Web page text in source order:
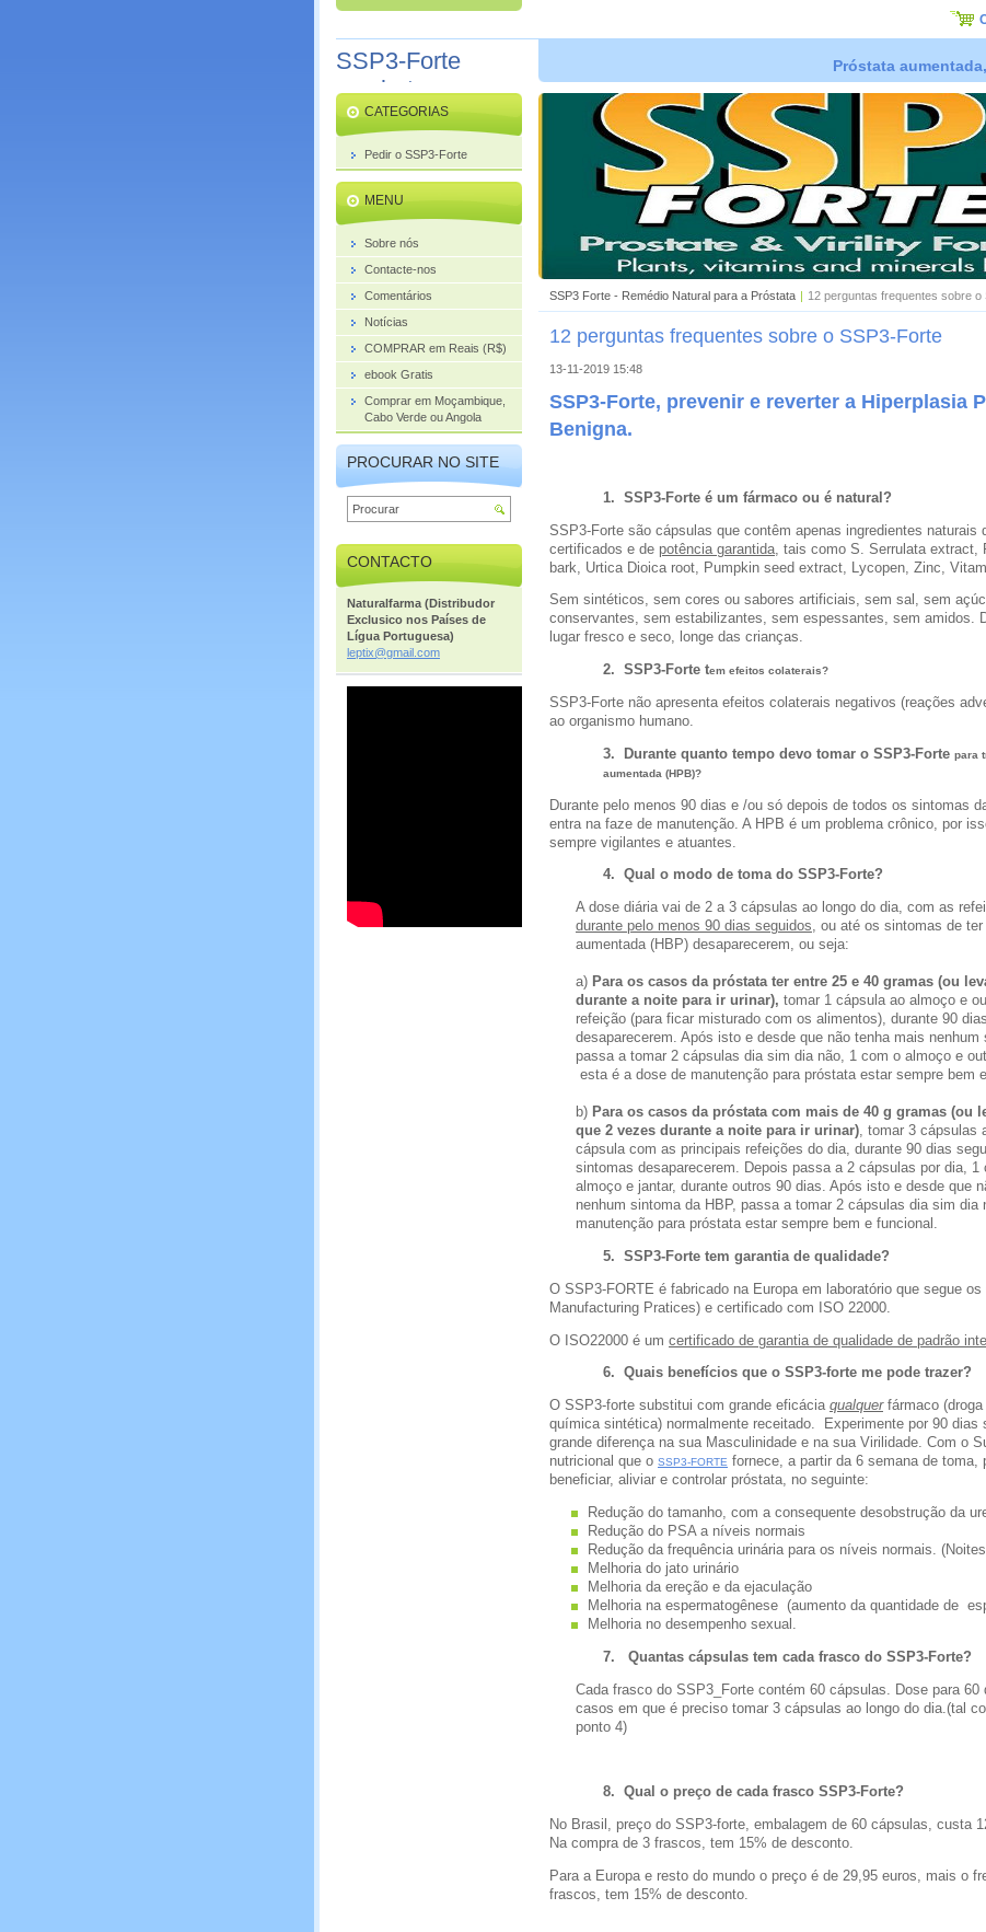
SSP3-Forte
combate o
aumento da
próstata
Próstata
SSP3 Forte - Remédio Natural para a Próstata | 12 perguntas frequentes sobre o
12 perguntas frequentes sobre o SSP3-Forte
13-11-2019 15:48
SSP3-Forte, prevenir e reverter a Hiperplasia
Benigna.
1. SSP3-Forte éum fármaco ou é natural?
SSP3-Forte são cápsulas que contêm apenas ingredientes naturais
certificados e de potência garantida , tais como S. Serrulata extract,
bark, Urtica Dioica root, Pumpkin seed extract, Lycopen, Zinc,
Sem sintéticos, sem cores ou sabores artificiais, sem sal, sem
conservantes, sem estabilizantes, sem espessantes, sem amidos.
lugar fresco e seco, longe das crianças.
2. SSP3-Forte tem efeitos colaterais?
SSP3-Forte não apresenta efeitos colaterais negativos (reações
ao organismo humano.
3.
Durante quanto tempo devo tomar o SSP3-Forte para
aumentada (HPB)?
Durante pelo menos 90 dias e /ou só depois de todos os sintomas
entra na faze de manutenção. A HPB é um problema crônico, por
sempre vigilantes e atuantes.
4. Qual o modo de toma do SSP3-Forte?
A dose diária vai de 2 a 3 cápsulas ao longo do dia, com as
durante pelo menos 90 dias seguidos, ou até os sintomas de
aumentada (HBP) desaparecerem, ou seja:
a) Para os casos da próstata ter entre 25 e 40 gramas (ou
durante a noite para ir urinar), tomar 1 cápsula ao almoço e
refeição (para ficar misturado com os alimentos), durante 90
desaparecerem. Após isto e desde que não tenha mais nenhum
passa a tomar 2 cápsulas dia sim dia não, 1 com o almoço e
esta é a dose de manutenção para próstata estar sempre bem
b) Para os casos da próstata com mais de 40 g gramas (ou
que 2 vezes durante a noite para ir urinar), tomar 3 cápsulas
cápsula com as principais refeições do dia, durante 90 dias
sintomas desaparecerem. Depois passa a 2 cápsulas por dia, 1
almoço e jantar, durante outros 90 dias. Após isto e desde que
nenhum sintoma da HBP, passa a tomar 2 cápsulas dia sim dia
manutenção para próstata estar sempre bem e funcional.
5. SSP3-Forte tem garantia de qualidade?
O SSP3-FORTE é fabricado na Europa em laboratório que segue os
Manufacturing Pratices) e certificado com ISO 22000.
O ISO22000 é um certificado de garantia de qualidade de padrão
6. Quais benefícios que o SSP3-forte me pode trazer?
O SSP3-forte substitui com grande eficácia qualquerfármaco
química sintética) normalmente receitado. ​ Experimente por 90 dias
grande diferença na sua Masculinidade e na sua Virilidade. Com o
nutricional que o SSP3-FORTE fornece, a partir da 6 semana de toma,
beneficiar, aliviar e controlar próstata, no seguinte:
Redução do tamanho, com a consequente desobstrução da
Redução do PSA a níveis normais
Redução da frequência urinária para os níveis normais.
Melhoria do jato urinário
Melhoria da ereção e da ejaculação
Melhoria na espermatogênese (aumento da quantidade de
Melhoria no desempenho sexual.
7. Quantas cápsulas tem cada frasco do SSP3-Forte?
Cada frasco do SSP3_Forte contém 60 cápsulas. Dose para 60
casos em que é preciso tomar 3 cápsulas ao longo do dia.(tal
ponto 4)
8. Qual o preço de cada frasco SSP3-Forte?
No Brasil, preço do SSP3-forte, embalagem de 60 cápsulas, custa
Na compra de 3 frascos, tem 15% de desconto.
Para a Europa e resto do mundo o preço é de 29,95 euros, mais o
frascos, tem 15% de desconto.
CATEGORIAS
Pedir o SSP3-Forte
MENU
Sobre nós
Contacte-nos
Comentários
Notícias
COMPRAR em Reais (R$)
ebook Gratis
Comprar em Moçambique,
Cabo Verde ou Angola
PROCURAR NO SITE
CONTACTO
Naturalfarma (Distribudor
Exclusico nos Países de
Lígua Portuguesa)
leptix@gmail.com